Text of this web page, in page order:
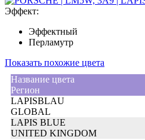
Эффект:
Эффектный
Перламутр
Показать похожие цвета
Название цвета
Регион
LAPISBLAU
GLOBAL
LAPIS BLUE
UNITED KINGDOM